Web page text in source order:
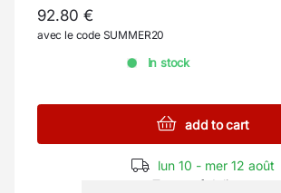
92.80 €
avec le code SUMMER20
In stock
add to cart
lun 10 - mer 12 août
Terms of delivery